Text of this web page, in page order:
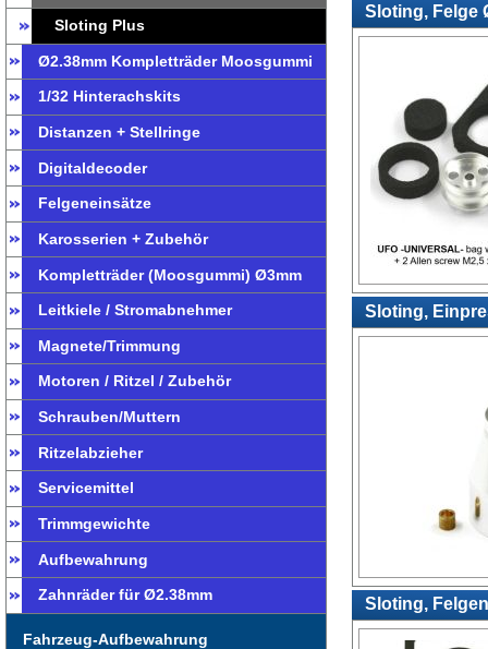
Sloting Plus
Ø2.38mm Kompletträder Moosgummi
1/32 Hinterachskits
Distanzen + Stellringe
Digitaldecoder
Felgeneinsätze
Karosserien + Zubehör
Kompletträder (Moosgummi) Ø3mm
Leitkiele / Stromabnehmer
Magnete/Trimmung
Motoren / Ritzel / Zubehör
Schrauben/Muttern
Ritzelabzieher
Servicemittel
Trimmgewichte
Aufbewahrung
Zahnräder für Ø2.38mm
Fahrzeug-Aufbewahrung
Sloting, Felge
Sloting,
Sloting,